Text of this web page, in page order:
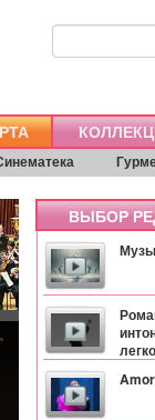
ВЫБОР